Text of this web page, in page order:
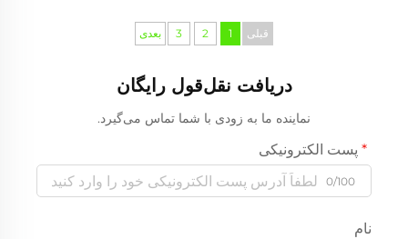
قبلی 1
2
3 بعدی
دریافت نقل‌قول رایگان
نماینده ما به زودی با شما تماس می‌گیرد.
پست الکترونیکی
0/100
نام